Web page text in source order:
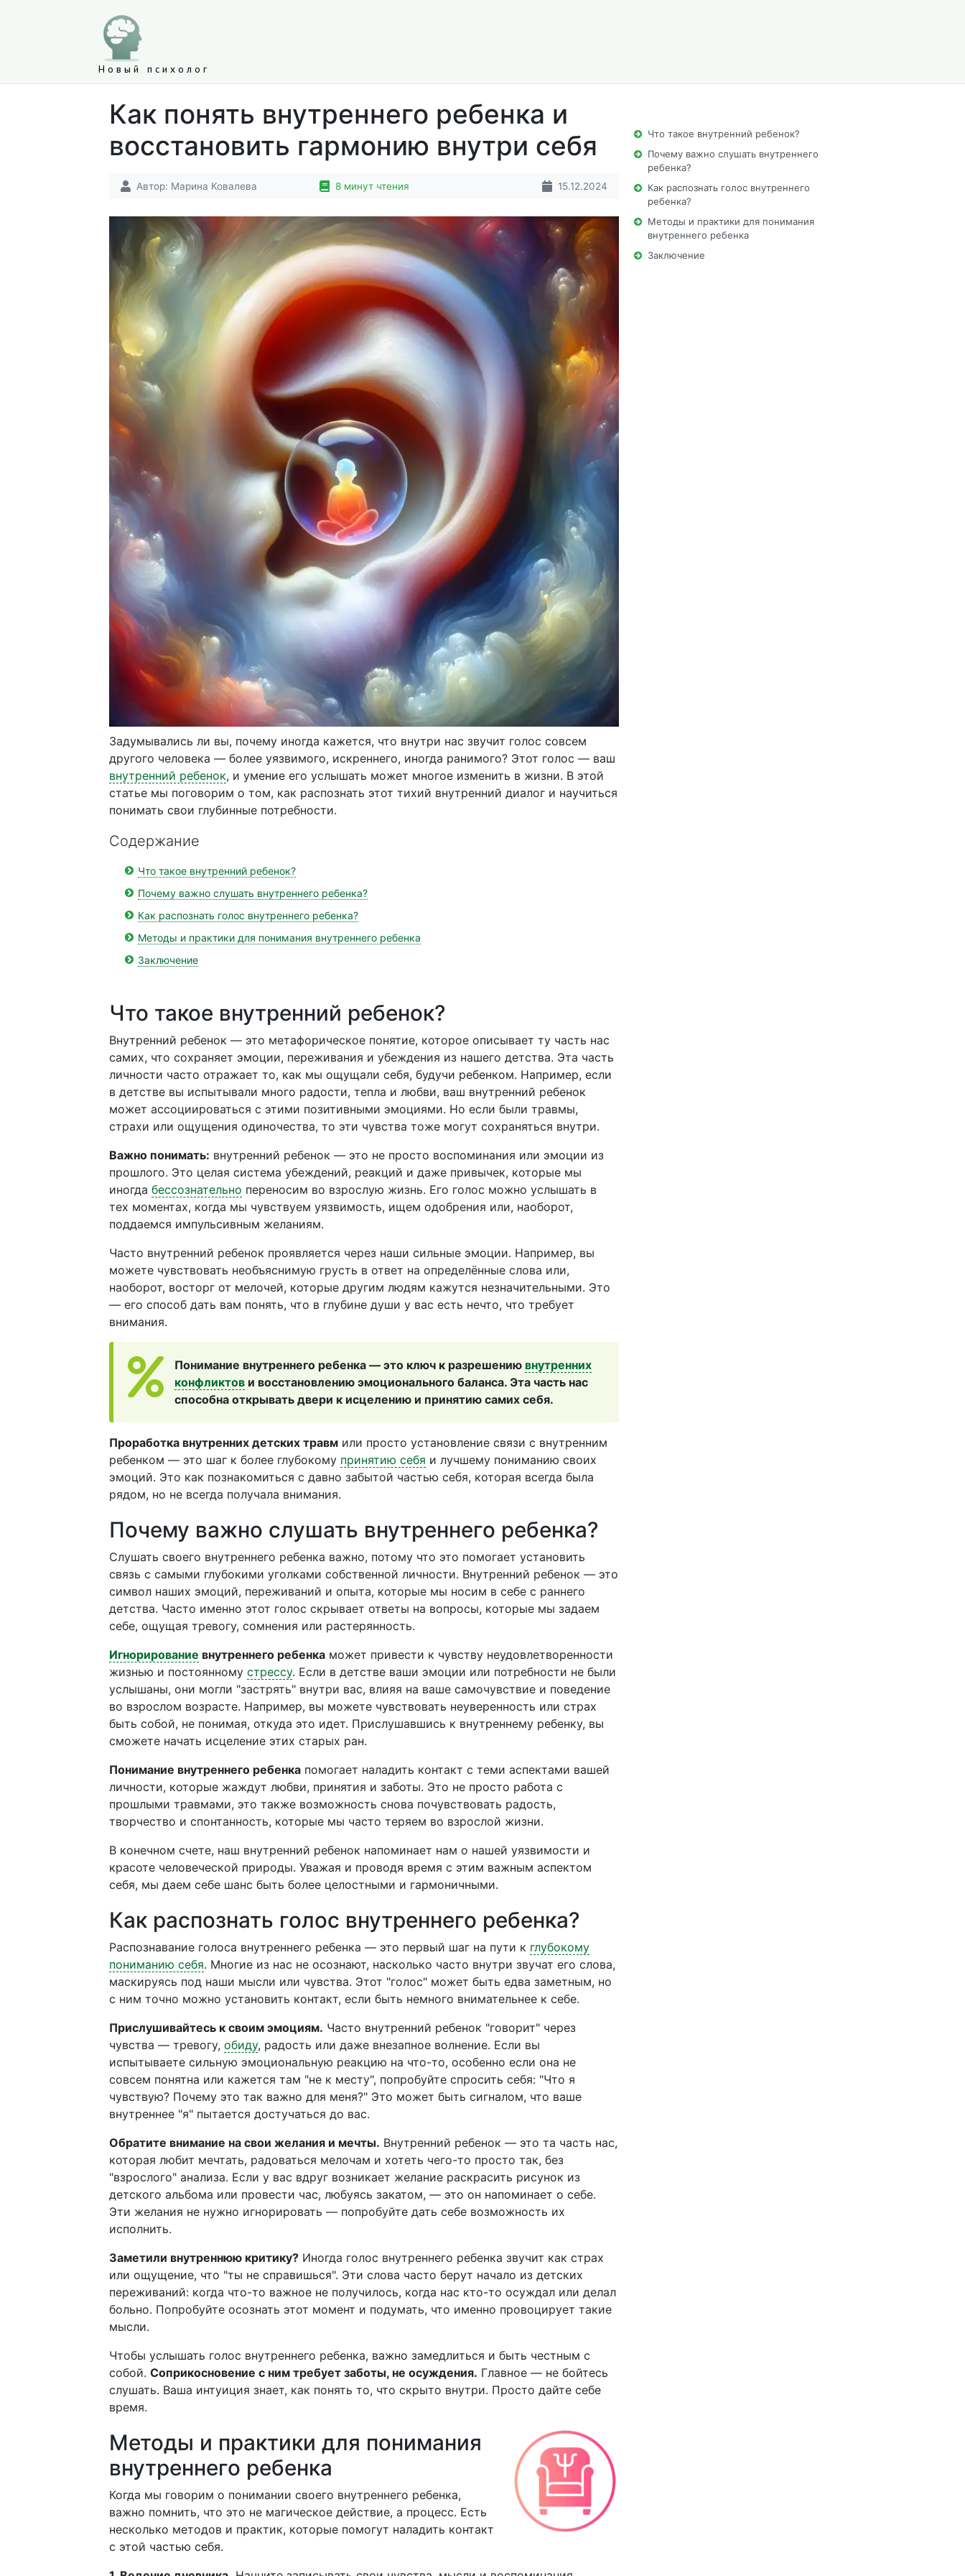
Новый психолог
Как понять внутреннего ребенка и
восстановить гармонию внутри себя
Автор: Марина Ковалева 8 минут чтения 15.12.2024
Задумывались ли вы, почему иногда кажется, что внутри нас звучит голос совсем
другого человека — более уязвимого, искреннего, иногда ранимого? Этот голос — ваш
внутренний ребенок, и умение его услышать может многое изменить в жизни. В этой
статье мы поговорим о том, как распознать этот тихий внутренний диалог и научиться
понимать свои глубинные потребности.
Содержание
Что такое внутренний ребенок?
Почему важно слушать внутреннего ребенка?
Как распознать голос внутреннего ребенка?
Методы и практики для понимания внутреннего ребенка
Заключение
Что такое внутренний ребенок?
Внутренний ребенок — это метафорическое понятие, которое описывает ту часть нас
самих, что сохраняет эмоции, переживания и убеждения из нашего детства. Эта часть
личности часто отражает то, как мы ощущали себя, будучи ребенком. Например, если
в детстве вы испытывали много радости, тепла и любви, ваш внутренний ребенок
может ассоциироваться с этими позитивными эмоциями. Но если были травмы,
страхи или ощущения одиночества, то эти чувства тоже могут сохраняться внутри.
Важно понимать: внутренний ребенок — это не просто воспоминания или эмоции из
прошлого. Это целая система убеждений, реакций и даже привычек, которые мы
иногда бессознательно переносим во взрослую жизнь. Его голос можно услышать в
тех моментах, когда мы чувствуем уязвимость, ищем одобрения или, наоборот,
поддаемся импульсивным желаниям.
Часто внутренний ребенок проявляется через наши сильные эмоции. Например, вы
можете чувствовать необъяснимую грусть в ответ на определённые слова или,
наоборот, восторг от мелочей, которые другим людям кажутся незначительными. Это
— его способ дать вам понять, что в глубине души у вас есть нечто, что требует
внимания.
Понимание внутреннего ребенка — это ключ к разрешению внутренних
конфликтов и восстановлению эмоционального баланса. Эта часть нас
способна открывать двери к исцелению и принятию самих себя.
Проработка внутренних детских травм или просто установление связи с внутренним
ребенком — это шаг к более глубокому принятию себя и лучшему пониманию своих
эмоций. Это как познакомиться с давно забытой частью себя, которая всегда была
рядом, но не всегда получала внимания.
Почему важно слушать внутреннего ребенка?
Слушать своего внутреннего ребенка важно, потому что это помогает установить
связь с самыми глубокими уголками собственной личности. Внутренний ребенок — это
символ наших эмоций, переживаний и опыта, которые мы носим в себе с раннего
детства. Часто именно этот голос скрывает ответы на вопросы, которые мы задаем
себе, ощущая тревогу, сомнения или растерянность.
Игнорирование внутреннего ребенка может привести к чувству неудовлетворенности
жизнью и постоянному стрессу. Если в детстве ваши эмоции или потребности не были
услышаны, они могли "застрять" внутри вас, влияя на ваше самочувствие и поведение
во взрослом возрасте. Например, вы можете чувствовать неуверенность или страх
быть собой, не понимая, откуда это идет. Прислушавшись к внутреннему ребенку, вы
сможете начать исцеление этих старых ран.
Понимание внутреннего ребенка помогает наладить контакт с теми аспектами вашей
личности, которые жаждут любви, принятия и заботы. Это не просто работа с
прошлыми травмами, это также возможность снова почувствовать радость,
творчество и спонтанность, которые мы часто теряем во взрослой жизни.
В конечном счете, наш внутренний ребенок напоминает нам о нашей уязвимости и
красоте человеческой природы. Уважая и проводя время с этим важным аспектом
себя, мы даем себе шанс быть более целостными и гармоничными.
Как распознать голос внутреннего ребенка?
Распознавание голоса внутреннего ребенка — это первый шаг на пути к глубокому
пониманию себя. Многие из нас не осознают, насколько часто внутри звучат его слова,
маскируясь под наши мысли или чувства. Этот "голос" может быть едва заметным, но
с ним точно можно установить контакт, если быть немного внимательнее к себе.
Прислушивайтесь к своим эмоциям. Часто внутренний ребенок "говорит" через
чувства — тревогу, обиду, радость или даже внезапное волнение. Если вы
испытываете сильную эмоциональную реакцию на что-то, особенно если она не
совсем понятна или кажется там "не к месту", попробуйте спросить себя: "Что я
чувствую? Почему это так важно для меня?" Это может быть сигналом, что ваше
внутреннее "я" пытается достучаться до вас.
Обратите внимание на свои желания и мечты. Внутренний ребенок — это та часть нас,
которая любит мечтать, радоваться мелочам и хотеть чего-то просто так, без
"взрослого" анализа. Если у вас вдруг возникает желание раскрасить рисунок из
детского альбома или провести час, любуясь закатом, — это он напоминает о себе.
Эти желания не нужно игнорировать — попробуйте дать себе возможность их
исполнить.
Заметили внутреннюю критику? Иногда голос внутреннего ребенка звучит как страх
или ощущение, что "ты не справишься". Эти слова часто берут начало из детских
переживаний: когда что-то важное не получилось, когда нас кто-то осуждал или делал
больно. Попробуйте осознать этот момент и подумать, что именно провоцирует такие
мысли.
Чтобы услышать голос внутреннего ребенка, важно замедлиться и быть честным с
собой. Соприкосновение с ним требует заботы, не осуждения. Главное — не бойтесь
слушать. Ваша интуиция знает, как понять то, что скрыто внутри. Просто дайте себе
время.
Методы и практики для понимания
внутреннего ребенка
Когда мы говорим о понимании своего внутреннего ребенка,
важно помнить, что это не магическое действие, а процесс. Есть
несколько методов и практик, которые помогут наладить контакт
с этой частью себя.
Что такое внутренний ребенок?
Почему важно слушать внутреннего
ребенка?
Как распознать голос внутреннего
ребенка?
Методы и практики для понимания
внутреннего ребенка
Заключение